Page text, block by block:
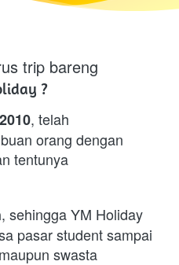
trip bareng
?
, telah
orang dengan
, sehingga YM Holiday
pasar student sampai
swasta